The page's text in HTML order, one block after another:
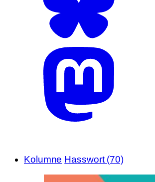
Kolumne Hasswort (70)